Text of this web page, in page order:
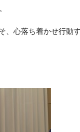
、心落ち着かせ行動